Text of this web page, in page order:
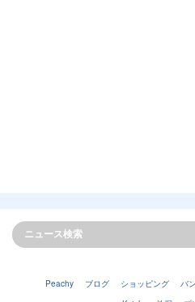
Peachy ブログ ショッピング バ